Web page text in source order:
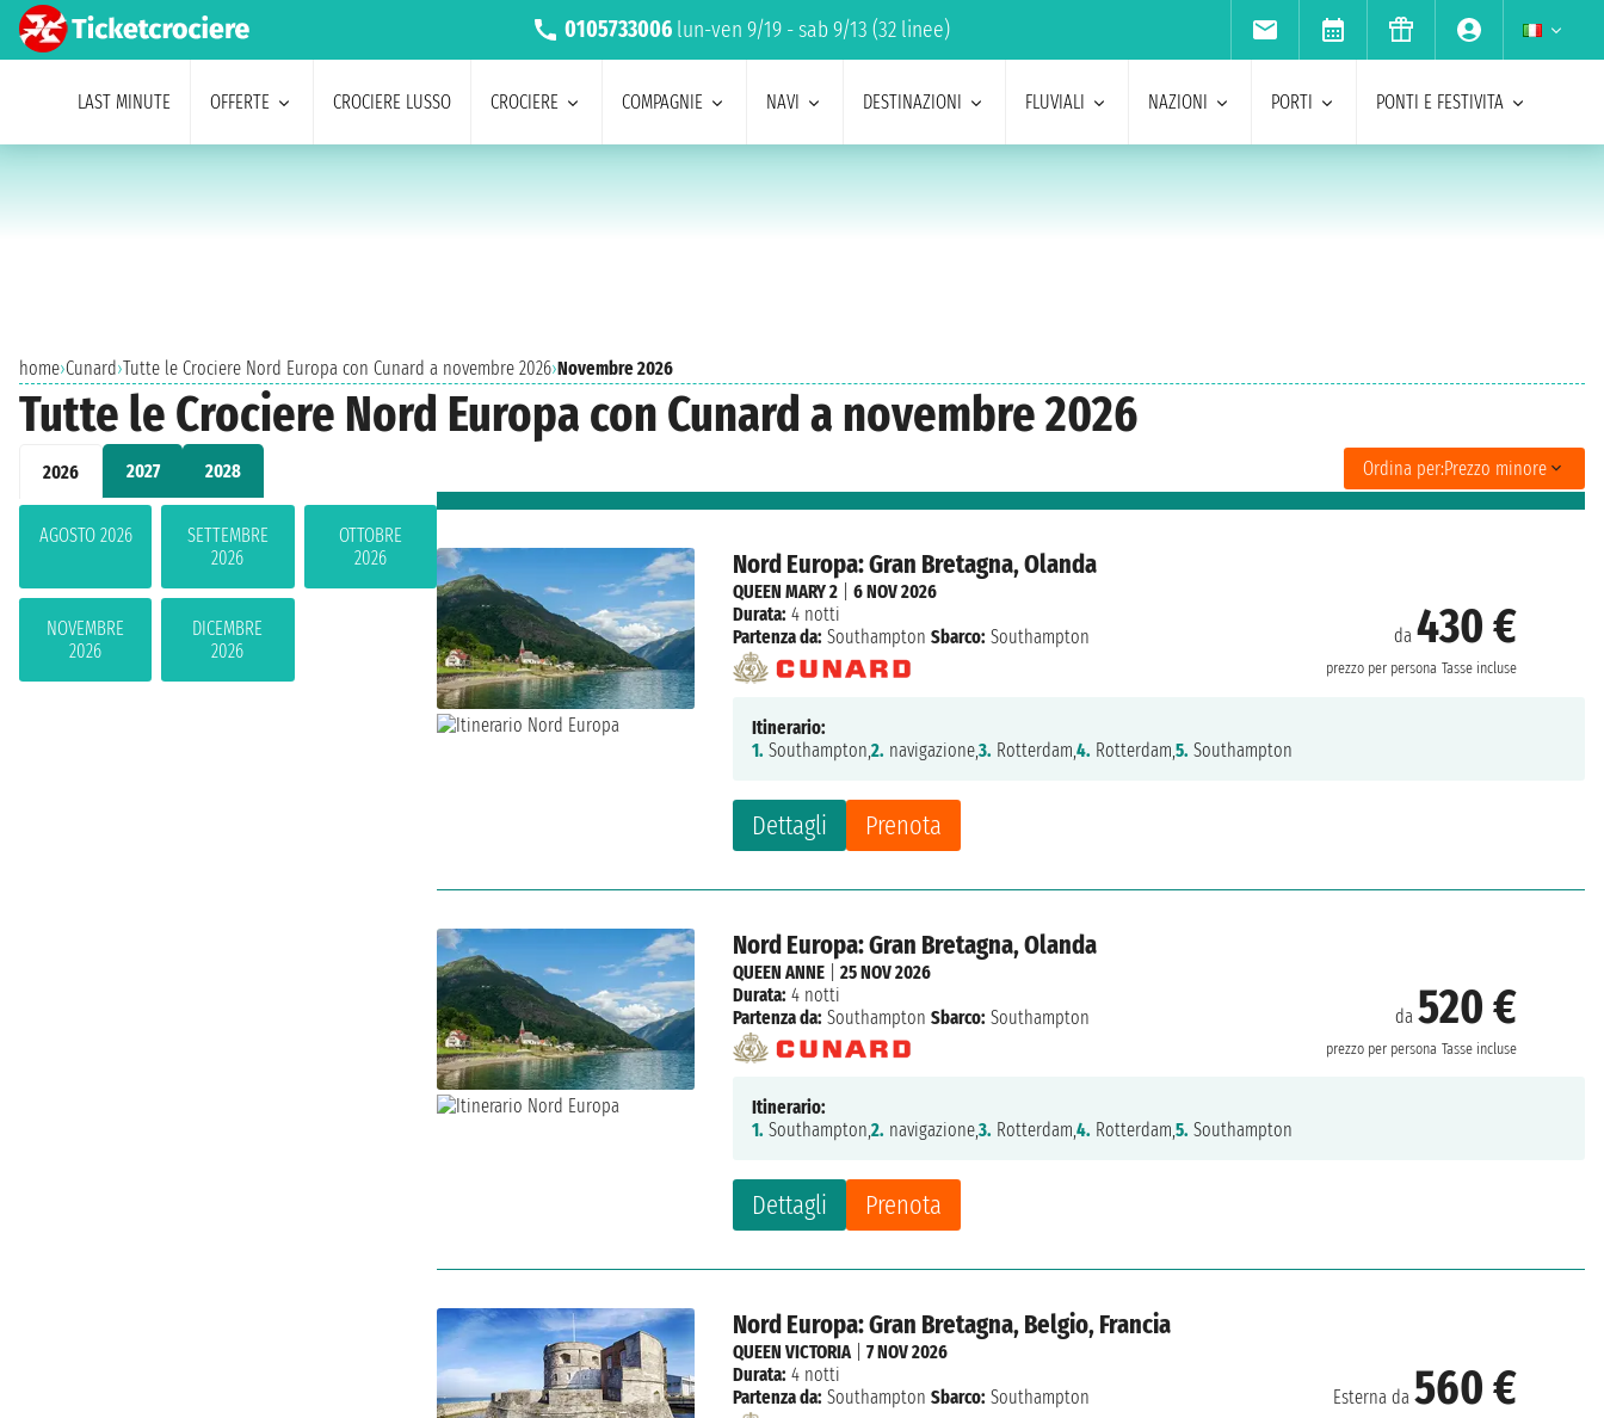
0105733006 lun-ven 9/19 - sab 9/13 (32 linee)
LAST MINUTE OFFERTE CROCIERE LUSSO CROCIERE COMPAGNIE NAVI DESTINAZIONI FLUVIALI NAZIONI PORTI PONTI E FESTIVITA
home›Cunard›Tutte le Crociere Nord Europa con Cunard a novembre 2026›Novembre 2026
Tutte le Crociere Nord Europa con Cunard a novembre 2026
2026 2027 2028
AGOSTO 2026
SETTEMBRE
2026
OTTOBRE
2026
NOVEMBRE
2026
DICEMBRE
2026
Ordina per:Prezzo minore
Nord Europa: Gran Bretagna, Olanda
da430 €
prezzo per persona Tasse incluse
Dettagli Prenota
QUEEN MARY 2 |6 NOV 2026
Durata: 4 notti
Partenza da: Southampton Sbarco: Southampton
Itinerario:
1. Southampton,2. navigazione,3. Rotterdam,4. Rotterdam,5. Southampton
Nord Europa: Gran Bretagna, Olanda
da520 €
prezzo per persona Tasse incluse
Dettagli Prenota
QUEEN ANNE |25 NOV 2026
Durata: 4 notti
Partenza da: Southampton Sbarco: Southampton
Itinerario:
1. Southampton,2. navigazione,3. Rotterdam,4. Rotterdam,5. Southampton
Nord Europa: Gran Bretagna, Belgio, Francia
Esterna da560 €
QUEEN VICTORIA|7 NOV 2026
Durata: 4 notti
Partenza da: Southampton Sbarco: Southampton